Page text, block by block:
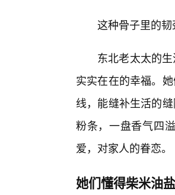
这种骨子里的
东北老太太的
实实在在的幸福。
线，能缝补生活的
粉条，一盘香气四
爱，对家人的眷恋。
她们懂得柴米油